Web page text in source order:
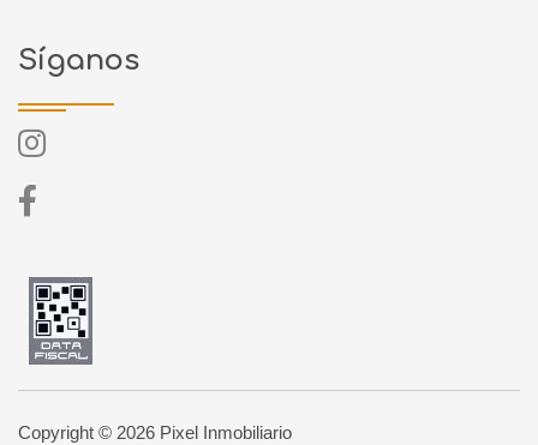
Síganos
Copyright © 2026 Pixel Inmobiliario